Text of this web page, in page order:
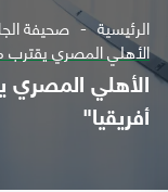
الرئيسية صحيفة
الأهلي المصري
الأهلي
أفريقيا"